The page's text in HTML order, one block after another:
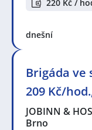
220 Kč /
dnešní
Brigáda ve
209 Kč/
JOBINN &
Brno